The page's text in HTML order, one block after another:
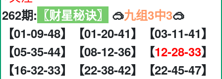
262期: 〖财星秘诀〗 🥽九组3中3🥽
【01-09-48】【01-20-41】【03-11-41】
【05-35-44】【08-12-36】【12-28-33】
【16-32-33】【22-38-42】【22-45-47】